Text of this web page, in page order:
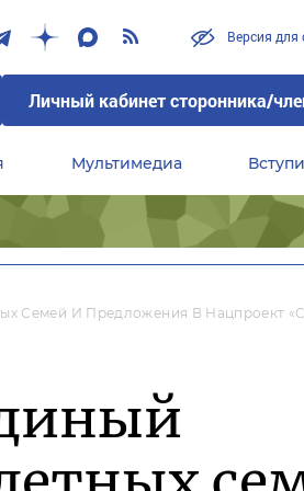
Версия
Личный кабинет сторонника/
Мультимедиа
Семей И Предложения В Нацпроект